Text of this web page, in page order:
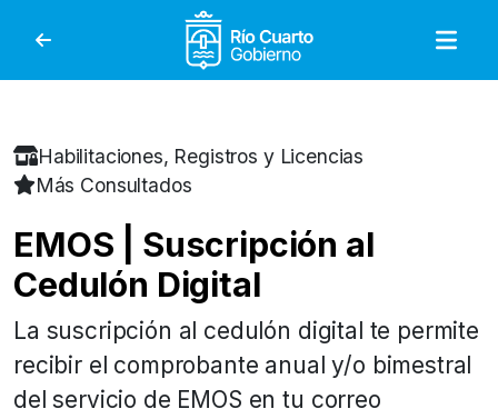
Gobierno de Río
Habilitaciones, Registros y Licencias
Más Consultados
EMOS | Suscripción al
Cedulón Digital
La suscripción al cedulón digital te permite
recibir el comprobante anual y/o bimestral
del servicio de EMOS en tu correo